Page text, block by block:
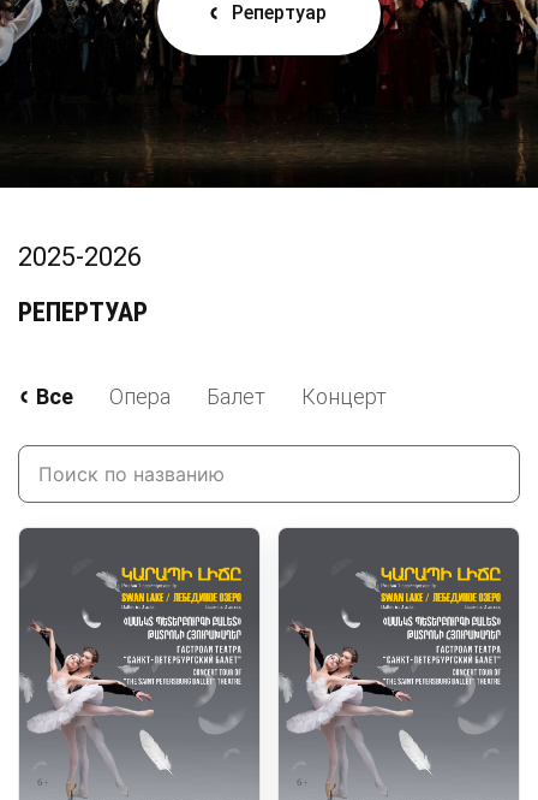
Репертуар
2025-2026
РЕПЕРТУАР
Все Опера Балет Концерт